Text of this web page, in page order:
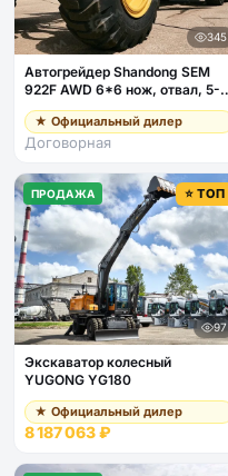
345
Автогрейдер Shandong SEM
922F AWD 6*6 нож, отвал, 5-
ти стоечный рыхлитель
★ Официальный дилер
Договорная
ПРОДАЖА ⭐ ТОП
97
Экскаватор колесный
YUGONG YG180
★ Официальный дилер
8 187 063 ₽